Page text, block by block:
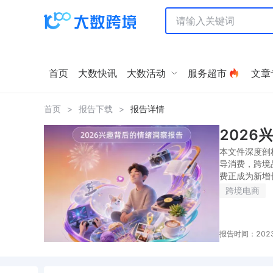
首页 大数快讯 大数活动 服务超市 文章
首页 > 报告下载 > 报告详情
2026
本文件深度剖
导消费，跨
费正成为新
跨境电商
报告时间：